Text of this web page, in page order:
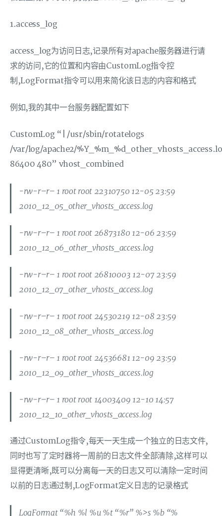
1.access_log
access_log为访问日志,记录所有对apache服务器进行请
求的访问,它的位置和内容由CustomLog指令控
制,LogFormat指令可以用来简化该日志的内容和格式
例如,我的其中一台服务器配置如下
CustomLog “| /usr/sbin/rotatelogs
/var/log/apache2/
86400 480” vhost_combined
-rw-r–r– 1 root root 22310750 12-05 23:59
2010_12_05_other_vhosts_access.log
-rw-r–r– 1 root root 26873180 12-06 23:59
2010_12_06_other_vhosts_access.log
-rw-r–r– 1 root root 26810003 12-07 23:59
2010_12_07_other_vhosts_access.log
-rw-r–r– 1 root root 24530219 12-08 23:59
2010_12_08_other_vhosts_access.log
-rw-r–r– 1 root root 24536681 12-09 23:59
2010_12_09_other_vhosts_access.log
-rw-r–r– 1 root root 14003409 12-10 14:57
2010_12_10_other_vhosts_access.log
通过CustomLog指令,每天一天生成一个独立的日志文件,
同时也写了定时器将一周前的日志文件全部清除,这样可以
显得更清晰,既可以分离每一天的日志又可以清除一定时间
以前的日志通过制,LogFormat定义日志的记录格式
LogFormat “%h %l %u %t “%r” %>s %b “%